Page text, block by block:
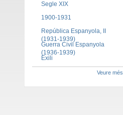
Segle XIX
1900-1931
República Espanyola, II
(1931-1939)
Guerra Civil Espanyola
(1936-1939)
Exili
Veure més